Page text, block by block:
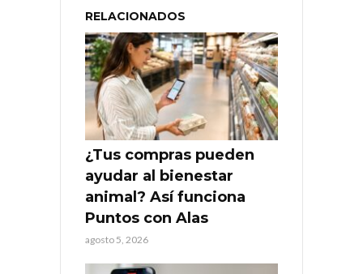
RELACIONADOS
¿Tus compras pueden
ayudar al bienestar
animal? Así funciona
Puntos con Alas
agosto 5, 2026